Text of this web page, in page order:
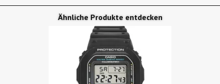
Ähnliche Produkte entdecken